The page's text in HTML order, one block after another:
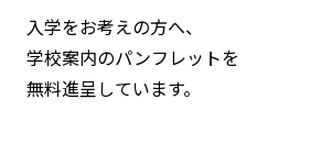
入学をお考えの方へ、
学校案内のパンフレットを
無料進呈しています。